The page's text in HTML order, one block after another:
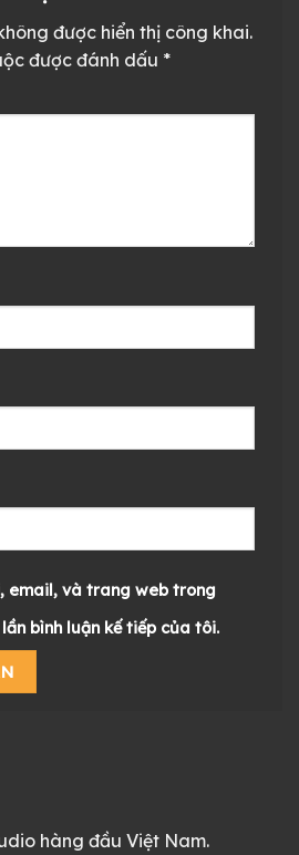
được hiển thị công khai.
được đánh dấu *
email, và trang web trong
bình luận kế tiếp của tôi.
hàng đầu Việt Nam.